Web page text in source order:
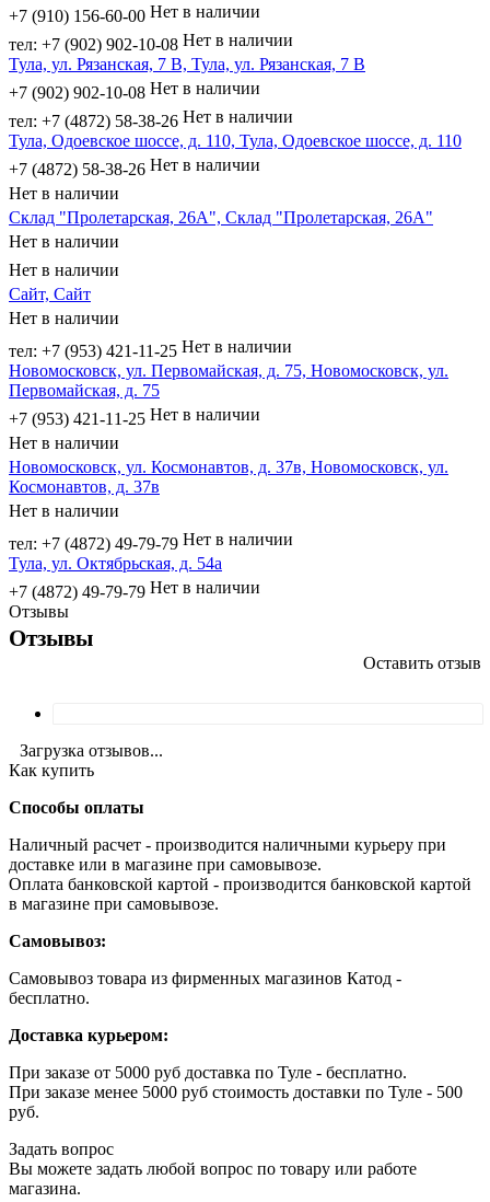
+7 (910) 156-60-00 Нет в наличии
тел: +7 (902) 902-10-08 Нет в наличии
Тула, ул. Рязанская, 7 В, Тула, ул. Рязанская, 7 В
+7 (902) 902-10-08 Нет в наличии
тел: +7 (4872) 58-38-26 Нет в наличии
Тула, Одоевское шоссе, д. 110, Тула, Одоевское шоссе, д. 110
+7 (4872) 58-38-26 Нет в наличии
Нет в наличии
Склад "Пролетарская, 26А", Склад "Пролетарская, 26А"
Нет в наличии
Нет в наличии
Сайт, Сайт
Нет в наличии
тел: +7 (953) 421-11-25 Нет в наличии
Новомосковск, ул. Первомайская, д. 75, Новомосковск, ул.
Первомайская, д. 75
+7 (953) 421-11-25 Нет в наличии
Нет в наличии
Новомосковск, ул. Космонавтов, д. 37в, Новомосковск, ул.
Космонавтов, д. 37в
Нет в наличии
тел: +7 (4872) 49-79-79 Нет в наличии
Тула, ул. Октябрьская, д. 54а
+7 (4872) 49-79-79 Нет в наличии
Отзывы
Отзывы
Оставить отзыв
Загрузка отзывов...
Как купить
Способы оплаты
Наличный расчет - производится наличными курьеру при
доставке или в магазине при самовывозе.
Оплата банковской картой - производится банковской картой
в магазине при самовывозе.
Самовывоз:
Самовывоз товара из фирменных магазинов Катод -
бесплатно.
Доставка курьером:
При заказе от 5000 руб доставка по Туле - бесплатно.
При заказе менее 5000 руб стоимость доставки по Туле - 500
руб.
Задать вопрос
Вы можете задать любой вопрос по товару или работе
магазина.